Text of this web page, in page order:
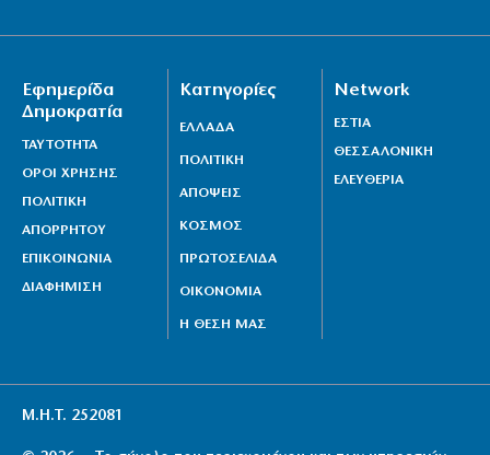
Εφημερίδα
Δημοκρατία
ΤΑΥΤΟΤΗΤΑ
ΟΡΟΙ ΧΡΗΣΗΣ
ΠΟΛΙΤΙΚΗ
ΑΠΟΡΡΗΤΟΥ
ΕΠΙΚΟΙΝΩΝΙΑ
ΔΙΑΦΗΜΙΣΗ
Κατηγορίες
ΕΛΛΑΔΑ
ΠΟΛΙΤΙΚΗ
ΑΠΟΨΕΙΣ
ΚΟΣΜΟΣ
ΠΡΩΤΟΣΕΛΙΔΑ
ΟΙΚΟΝΟΜΙΑ
Η ΘΕΣΗ ΜΑΣ
Network
ΕΣΤΙΑ
ΘΕΣΣΑΛΟΝΙΚΗ
ΕΛΕΥΘΕΡΙΑ
Μ.Η.Τ. 252081